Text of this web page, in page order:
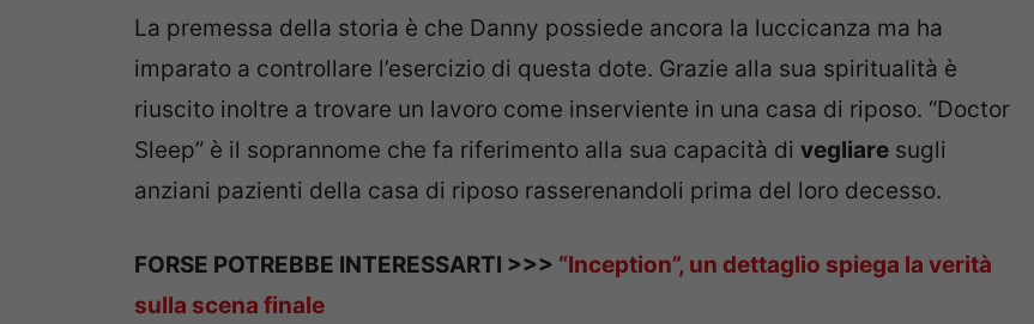
La premessa della storia è che Danny possiede ancora la luccicanza ma ha
imparato a controllare l’esercizio di questa dote. Grazie alla sua spiritualità è
riuscito inoltre a trovare un lavoro come inserviente in una casa di riposo. “Doctor
Sleep” è il soprannome che fa riferimento alla sua capacità di vegliare sugli
anziani pazienti della casa di riposo rasserenandoli prima del loro decesso.
FORSE POTREBBE INTERESSARTI >>> “Inception”, un dettaglio spiega la verità
sulla scena finale